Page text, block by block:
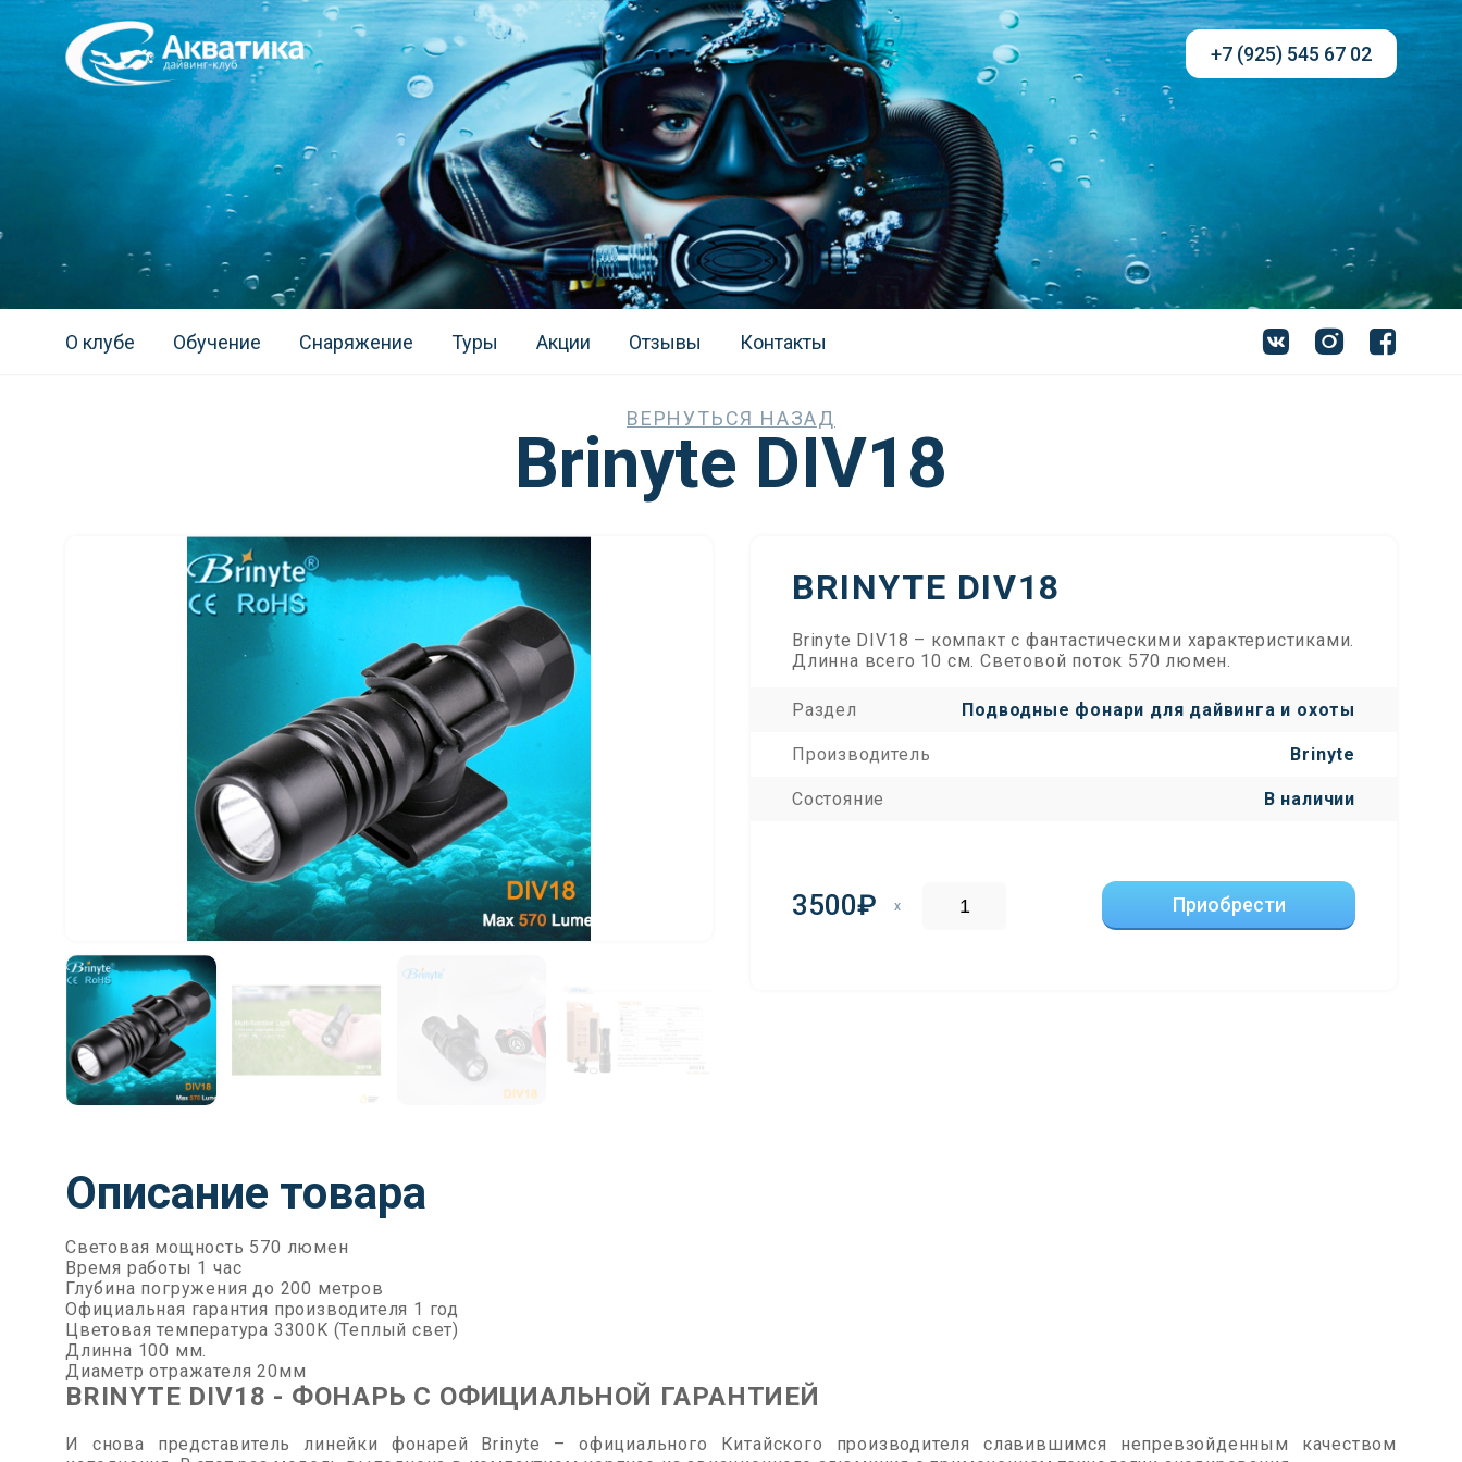
+7 (925) 545 67 02
О клубе Обучение Снаряжение Туры Акции Отзывы Контакты
ВЕРНУТЬСЯ НАЗАД
Brinyte DIV18
BRINYTE DIV18
Brinyte DIV18 – компакт с фантастическими характеристиками.
Длинна всего 10 см. Световой поток 570 люмен.
Раздел Подводные фонари для дайвинга и охоты
Производитель Brinyte
Состояние В наличии
3500₽ x Приобрести
Описание товара
Световая мощность 570 люмен
Время работы 1 час
Глубина погружения до 200 метров
Официальная гарантия производителя 1 год
Цветовая температура 3300K (Теплый свет)
Длинна 100 мм.
Диаметр отражателя 20мм
BRINYTE DIV18 - ФОНАРЬ С ОФИЦИАЛЬНОЙ ГАРАНТИЕЙ
И снова представитель линейки фонарей Brinyte – официального Китайского производителя славившимся непревзойденным качеством